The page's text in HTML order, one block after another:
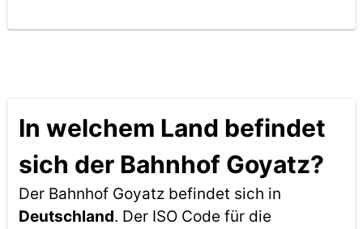
In welchem Land befindet
sich der Bahnhof Goyatz?
Der Bahnhof Goyatz befindet sich in
Deutschland. Der ISO Code für die